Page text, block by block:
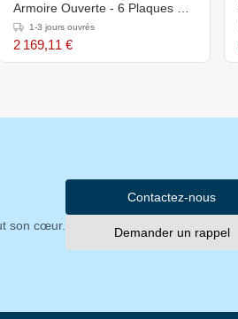
Armoire Ouverte - 6 Plaques De
Ø220mm - 1200x700x850-
900(h)mm
1-3 jours ouvrés
2 169,11 €
son cœur.
Contactez-nous
Demander un rappel